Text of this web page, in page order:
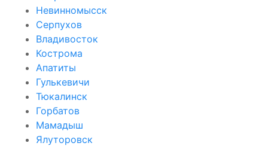
Невинномысск
Серпухов
Владивосток
Кострома
Апатиты
Гулькевичи
Тюкалинск
Горбатов
Мамадыш
Ялуторовск